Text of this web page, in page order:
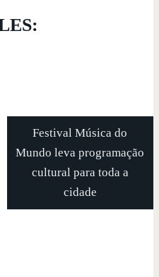
Festival Música do
Mundo leva programação
cultural para toda a
cidade